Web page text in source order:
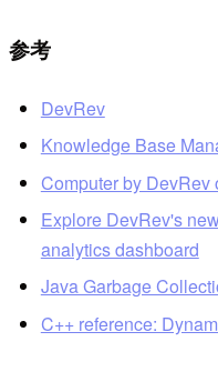
参考
DevRev
Knowledge Base
Computer by DevRev
Explore DevRev's
analytics dashboard
Java Garbage
C++ reference: